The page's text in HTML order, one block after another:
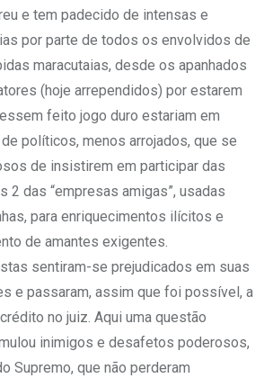
e tem padecido de intensas e
por parte de todos os envolvidos de
maracutaias, desde os apanhados
(hoje arrependidos) por estarem
feito jogo duro estariam em
políticos, menos arrojados, que se
de insistirem em participar das
2 das “empresas amigas”, usadas
para enriquecimentos ilícitos e
de amantes exigentes.
sentiram-se prejudicados em suas
e passaram, assim que foi possível, a
no juiz. Aqui uma questão
inimigos e desafetos poderosos,
Supremo, que não perderam